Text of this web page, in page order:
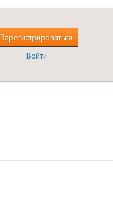
Зарегистрироваться
Войти